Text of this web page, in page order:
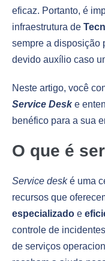
eficaz. Portanto, é
infraestrutura de
sempre a disposição
devido auxílio caso
Neste artigo, você
Service Deske
benéfico para a sua
O que é
Service deské uma
recursos que
especializado e
controle de
de serviços